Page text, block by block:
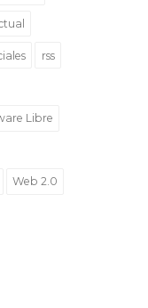
rss
Libre
Web 2.0